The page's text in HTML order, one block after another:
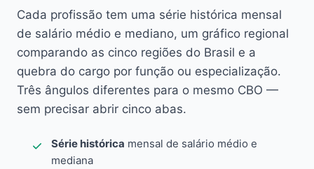
Cada profissão tem uma série histórica mensal
de salário médio e mediano, um gráfico regional
comparando as cinco regiões do Brasil e a
quebra do cargo por função ou especialização.
Três ângulos diferentes para o mesmo CBO —
sem precisar abrir cinco abas.
Série histórica mensal de salário médio e
mediana